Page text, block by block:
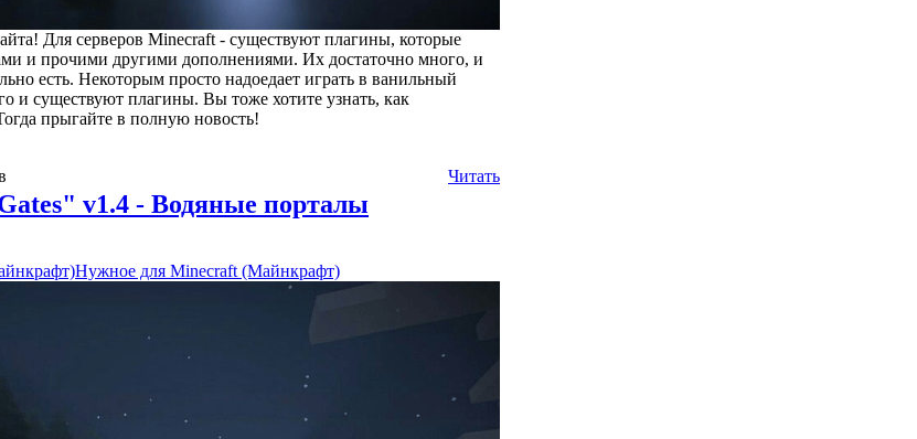
Для серверов Minecraft - существуют плагины, которые
и прочими другими дополнениями. Их достаточно много, и
есть. Некоторым просто надоедает играть в ванильный
и существуют плагины. Вы тоже хотите узнать, как
прыгайте в полную новость!
Читать
v1.4 - Водяные порталы
Нужное для Minecraft (Майнкрафт)